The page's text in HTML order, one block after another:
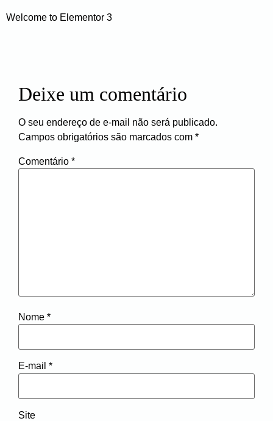
Welcome to Elementor 3
Deixe um comentário
O seu endereço de e-mail não será publicado.
Campos obrigatórios são marcados com *
Comentário *
Nome *
E-mail *
Site